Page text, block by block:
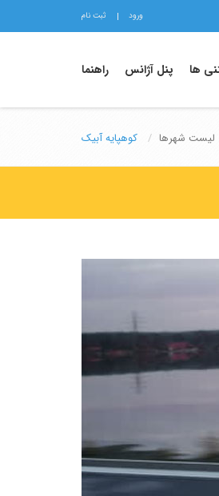
ورود ثبت نام
ها پنل آژانس راهنما
لیست شهرها کوهپایه آبیک